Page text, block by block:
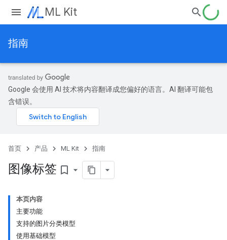
ML Kit
指南
Google 会使用 AI 技术将内容翻译成您偏好的语言。AI 翻译可能包
含错误。
首页 产品 ML Kit 指南
图像标签 bookmark_border
本页内容
主要功能
支持的图片分类模型
使用基础模型